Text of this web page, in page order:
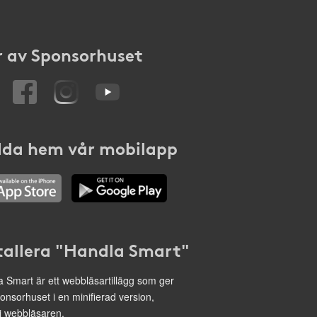
av Sponsorhuset
hem vår mobilapp
"Handla Smart"
Smart är ett webbläsartillägg som ger
i en minifierad version,
webbläsaren.